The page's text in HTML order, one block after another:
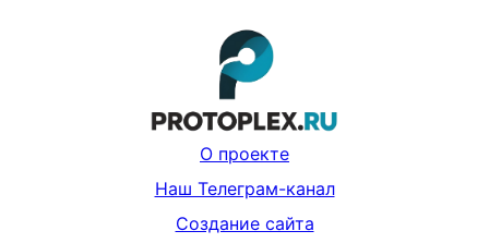
О проекте
Наш Телеграм-канал
Создание сайта